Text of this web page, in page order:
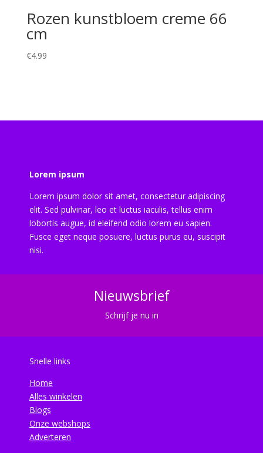
Rozen kunstbloem creme 66
cm
€4.99
Lorem ipsum
Lorem ipsum dolor sit amet, consectetur adipiscing
elit. Sed pulvinar, leo et luctus iaculis, tellus enim
lobortis augue, id eleifend odio lorem eu sapien.
Fusce eget neque posuere, luctus purus eu, suscipit
nisi.
Nieuwsbrief
Schrijf je nu in
Snelle links
Home
Alles winkelen
Blogs
Onze webshops
Adverteren